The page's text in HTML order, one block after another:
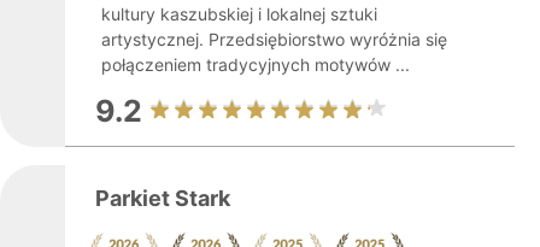
kultury kaszubskiej i lokalnej sztuki
artystycznej. Przedsiębiorstwo wyróżnia się
połączeniem tradycyjnych motywów ...
9.2
Parkiet Stark